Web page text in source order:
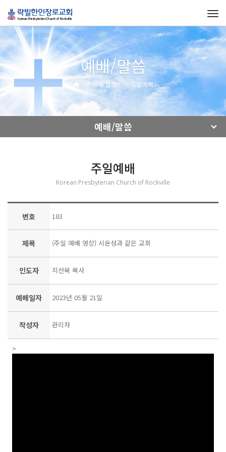
예배/말씀
예배/말씀 주일예배
예배/말씀
주일예배
Korean Presbyterian Church of Rockville
번호 183
제목 (주일 예배 영상) 시온성과 같은 교회
인도자 지선묵 목사
예배일자 2023년 05월 21일
작성자 관리자
>